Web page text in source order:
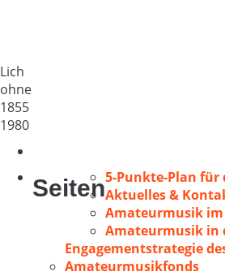
Lich
ohne
1855
1980
Seiten5-Punkte-Plan
Aktuelles &
Amateurmusik
Amateurmusik in
Engagementstrategie
Amateurmusikfonds